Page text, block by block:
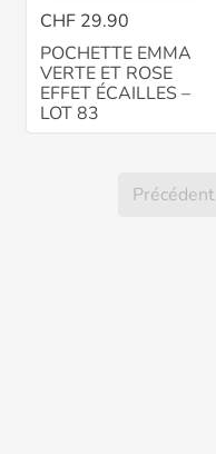
CHF 29.90
POCHETTE EMMA
VERTE ET ROSE
EFFET ÉCAILLES –
LOT 83
Précédent